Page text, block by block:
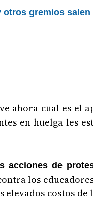
gremios
ahora cual es el
en huelga les
acciones de
los
costos